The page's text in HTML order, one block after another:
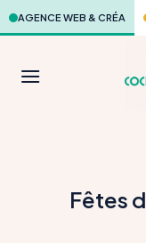
Skip
to
AGENCE WEB & CRÉA
Fêtes